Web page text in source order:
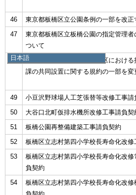
日本語
日本語
English
简体中文
繁體中文
46
東京都板橋区立公園条例の一部を改正
47
東京都板橋区立板橋公園の指定管理者
ついて
48
児童相談所を設置する特別区における
課の共同設置に関する規約の一部を変
49
小豆沢野球場人工芝張替等改修工事請
50
大谷口北町仮排水機所改修工事請負契
51
板橋公園再整備建築工事請負契約
52
板橋区立志村第四小学校長寿命化改修
53
板橋区立志村第四小学校長寿命化改
負契約
54
板橋区立志村第四小学校長寿命化改